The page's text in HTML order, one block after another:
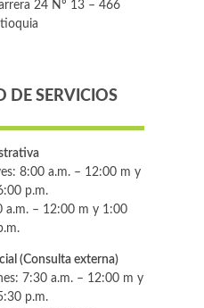
24 Nº 13 – 466
DE SERVICIOS
8:00 a.m. – 12:00 m y
p.m.
a.m. – 12:00 m y 1:00
(Consulta externa)
7:30 a.m. – 12:00 m y
p.m.